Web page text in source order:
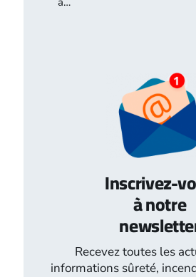
Inscrivez-
à notre
Recevez toutes les
informations sûreté,